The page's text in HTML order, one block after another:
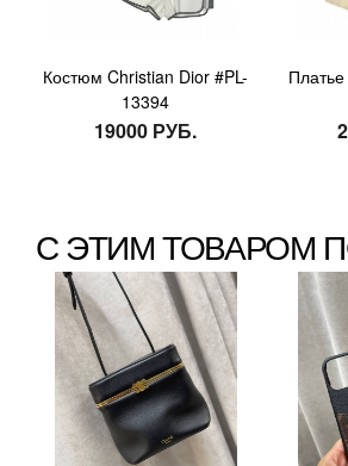
Костюм Christian Dior #PL-
13394
19000 РУБ.
С ЭТИМ ТОВАРОМ